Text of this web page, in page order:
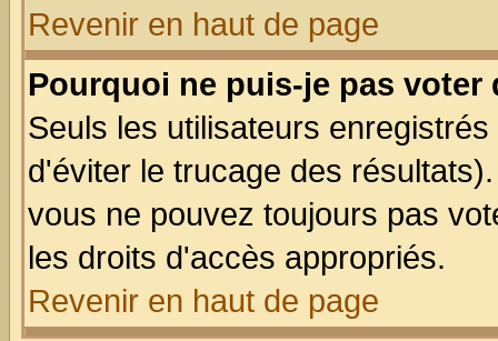
Revenir en haut de page
Pourquoi ne puis-je pas voter
Seuls les utilisateurs
d'éviter le trucage des
vous ne pouvez toujours pas
les droits d'accès appropriés.
Revenir en haut de page